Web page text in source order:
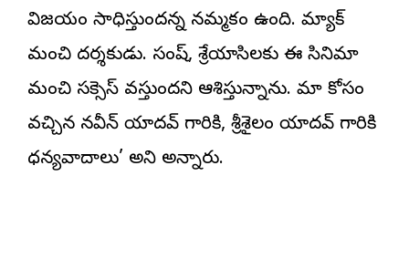
విజయం సాధిస్తుందన్న నమ్మకం ఉంది. మ్యాక్
మంచి దర్శకుడు. సంతోష్, శ్రేయాసిలకు ఈ సినిమాతో
మంచి సక్సెస్ వస్తుందని ఆశిస్తున్నాను. మా కోసం
వచ్చిన నవీన్ యాదవ్ గారికి, శ్రీశైలం యాదవ్ గారికి
ధన్యవాదాలు’ అని అన్నారు.